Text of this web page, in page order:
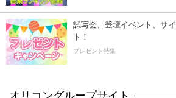
試写会、登壇イベント、サ
ト！
プレゼント特集
オリコングループサイト